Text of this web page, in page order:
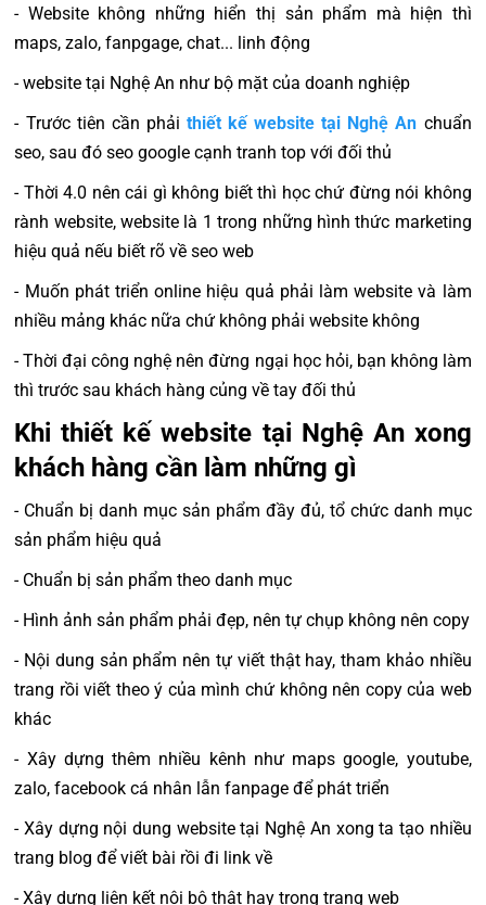
- Website không những hiển thị sản phẩm mà hiện thì
maps, zalo, fanpgage, chat... linh động
- website tại Nghệ An như bộ mặt của doanh nghiệp
- Trước tiên cần phải thiết kế website tại Nghệ An chuẩn
seo, sau đó seo google cạnh tranh top với đối thủ
- Thời 4.0 nên cái gì không biết thì học chứ đừng nói không
rành website, website là 1 trong những hình thức marketing
hiệu quả nếu biết rõ về seo web
- Muốn phát triển online hiệu quả phải làm website và làm
nhiều mảng khác nữa chứ không phải website không
- Thời đại công nghệ nên đừng ngại học hỏi, bạn không làm
thì trước sau khách hàng củng về tay đối thủ
Khi thiết kế website tại Nghệ An xong
khách hàng cần làm những gì
- Chuẩn bị danh mục sản phẩm đầy đủ, tổ chức danh mục
sản phẩm hiệu quả
- Chuẩn bị sản phẩm theo danh mục
- Hình ảnh sản phẩm phải đẹp, nên tự chụp không nên copy
- Nội dung sản phẩm nên tự viết thật hay, tham khảo nhiều
trang rồi viết theo ý của mình chứ không nên copy của web
khác
- Xây dựng thêm nhiều kênh như maps google, youtube,
zalo, facebook cá nhân lẫn fanpage để phát triển
- Xây dựng nội dung website tại Nghệ An xong ta tạo nhiều
trang blog để viết bài rồi đi link về
- Xây dựng liên kết nội bộ thật hay trong trang web